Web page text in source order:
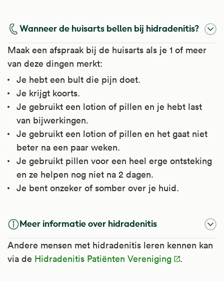
Wanneer de huisarts bellen bij hidradenitis?
Maak een afspraak bij de huisarts als je 1 of meer
van deze dingen merkt:
Je hebt een bult die pijn doet.
Je krijgt koorts.
Je gebruikt een lotion of pillen en je hebt last
van bijwerkingen.
Je gebruikt een lotion of pillen en het gaat niet
beter na een paar weken.
Je gebruikt pillen voor een heel erge ontsteking
en ze helpen nog niet na 2 dagen.
Je bent onzeker of somber over je huid.
Meer informatie over hidradenitis
Andere mensen met hidradenitis leren kennen kan
via de Hidradenitis Patiënten Vereniging .